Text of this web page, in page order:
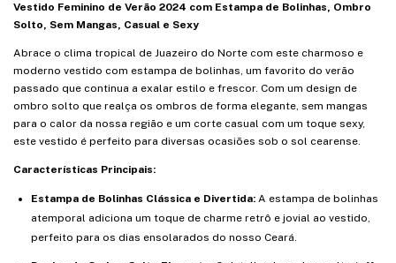
Vestido Feminino de Verão 2024 com Estampa de Bolinhas, Ombro
Solto, Sem Mangas, Casual e Sexy
Abrace o clima tropical de Juazeiro do Norte com este charmoso e
moderno vestido com estampa de bolinhas, um favorito do verão
passado que continua a exalar estilo e frescor. Com um design de
ombro solto que realça os ombros de forma elegante, sem mangas
para o calor da nossa região e um corte casual com um toque sexy,
este vestido é perfeito para diversas ocasiões sob o sol cearense.
Características Principais:
Estampa de Bolinhas Clássica e Divertida: A estampa de bolinhas
atemporal adiciona um toque de charme retrô e jovial ao vestido,
perfeito para os dias ensolarados do nosso Ceará.